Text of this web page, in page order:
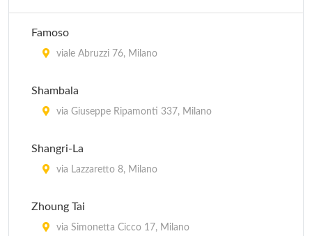
Famoso
viale Abruzzi 76, Milano
Shambala
via Giuseppe Ripamonti 337, Milano
Shangri-La
via Lazzaretto 8, Milano
Zhoung Tai
via Simonetta Cicco 17, Milano